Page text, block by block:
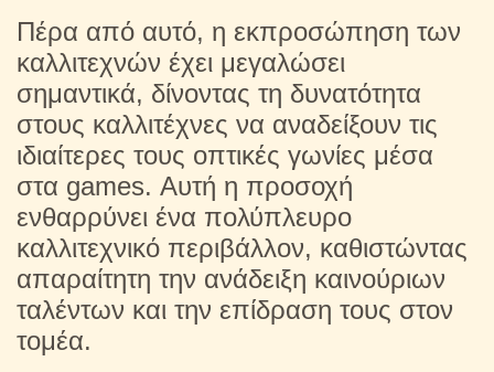
Πέρα από αυτό, η εκπροσώπηση των
καλλιτεχνών έχει μεγαλώσει
σημαντικά, δίνοντας τη δυνατότητα
στους καλλιτέχνες να αναδείξουν τις
ιδιαίτερες τους οπτικές γωνίες μέσα
στα games. Αυτή η προσοχή
ενθαρρύνει ένα πολύπλευρο
καλλιτεχνικό περιβάλλον, καθιστώντας
απαραίτητη την ανάδειξη καινούριων
ταλέντων και την επίδραση τους στον
τομέα.